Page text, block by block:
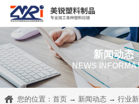
新闻动态
NEWS
您的位置： 首页→ 新闻动态→ 行业